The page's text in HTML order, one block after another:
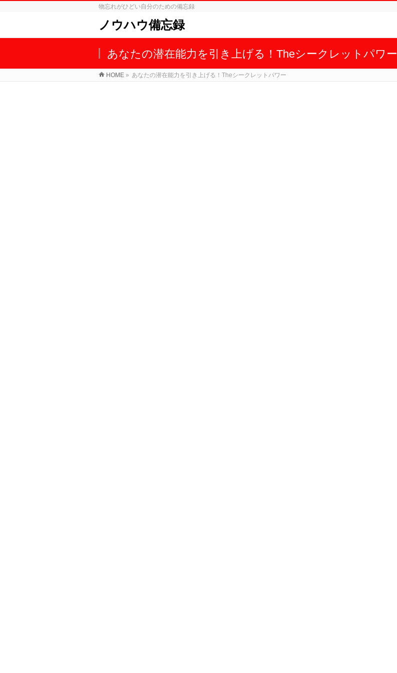
物忘れがひどい自分のための備忘録
ノウハウ備忘録
あなたの潜在能力を引き上げる！Theシークレットパワー
HOME » あなたの潜在能力を引き上げる！Theシークレットパワー